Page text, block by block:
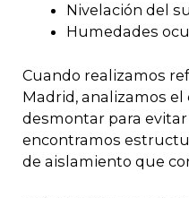
Nivelación del
Humedades
Cuando realizamos
Madrid, analizamos el
desmontar para
encontramos
de aislamiento que